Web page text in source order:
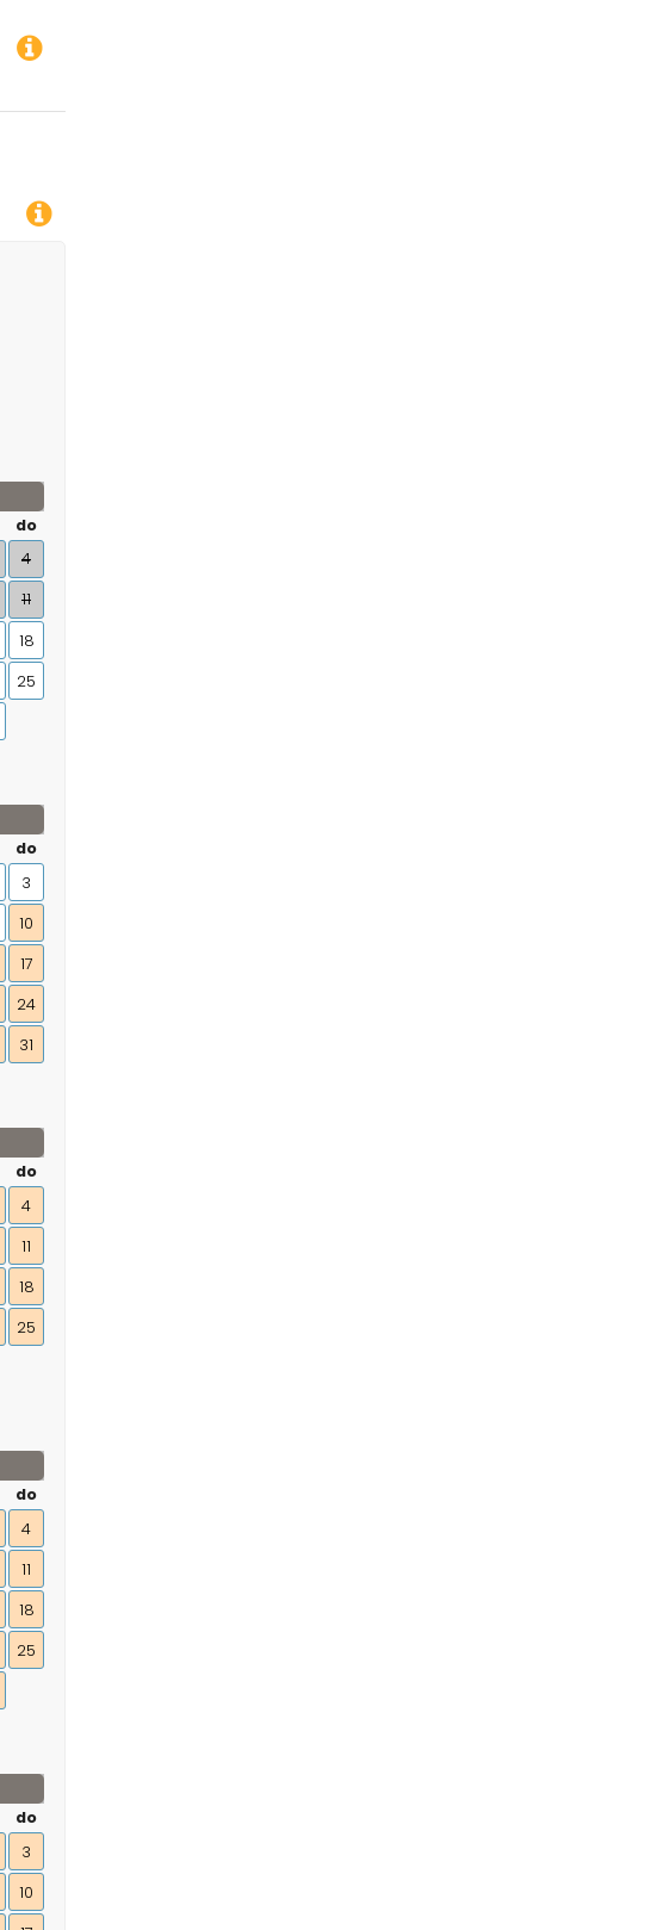
do
4
11
18
25
do
3
10
17
24
31
do
4
11
18
25
do
4
11
18
25
do
3
10